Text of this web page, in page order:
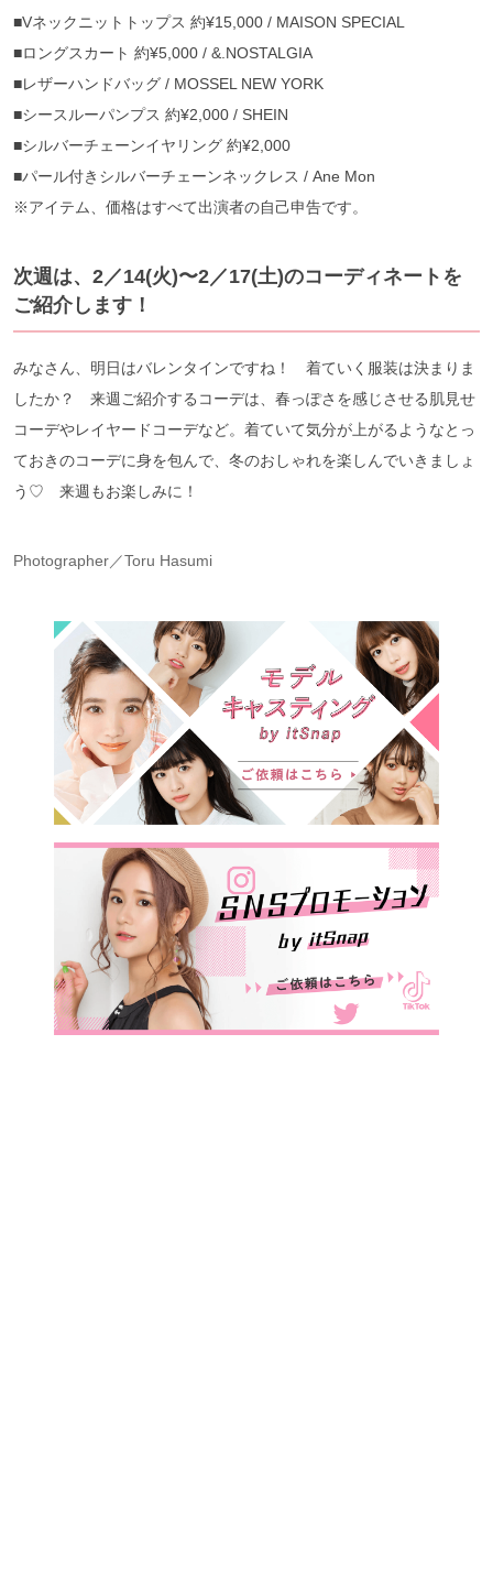
■Vネックニットトップス 約¥15,000 / MAISON SPECIAL
■ロングスカート 約¥5,000 / &.NOSTALGIA
■レザーハンドバッグ / MOSSEL NEW YORK
■シースルーパンプス 約¥2,000 / SHEIN
■シルバーチェーンイヤリング 約¥2,000
■パール付きシルバーチェーンネックレス / Ane Mon
※アイテム、価格はすべて出演者の自己申告です。
次週は、2／14(火)〜2／17(土)のコーディネートを
ご紹介します！
みなさん、明日はバレンタインですね！ 着ていく服装は決まりま
したか？ 来週ご紹介するコーデは、春っぽさを感じさせる肌見せ
コーデやレイヤードコーデなど。着ていて気分が上がるようなとっ
ておきのコーデに身を包んで、冬のおしゃれを楽しんでいきましょ
う♡ 来週もお楽しみに！
Photographer／Toru Hasumi